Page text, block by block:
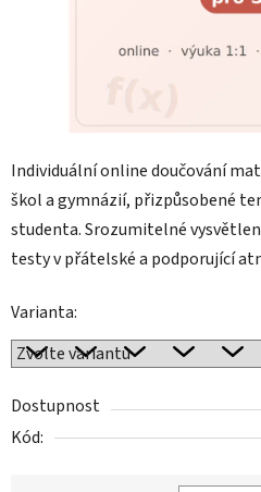
Individuální online doučování
škol a gymnázií, přizpůsobené
studenta. Srozumitelné
testy v přátelské a podporující
Varianta:
Dostupnost
Kód: